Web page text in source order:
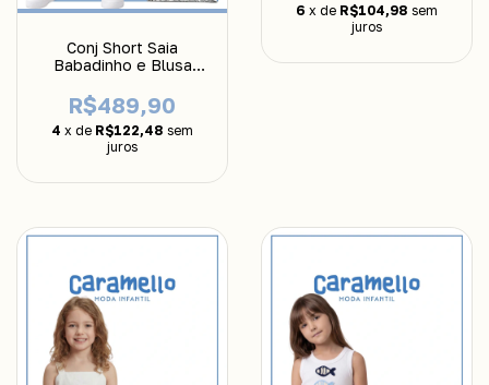
Conj Short Saia
Babadinho e Blusa
R$489,90
4 x de R$122,48 sem
juros
6 x de R$104,98 sem
juros